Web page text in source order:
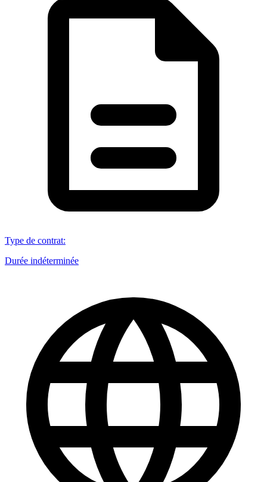
Type de contrat:
Durée indéterminée